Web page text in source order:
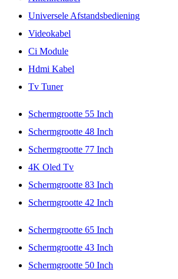
Universele Afstandsbediening
Videokabel
Ci Module
Hdmi Kabel
Tv Tuner
Schermgrootte 55 Inch
Schermgrootte 48 Inch
Schermgrootte 77 Inch
4K Oled Tv
Schermgrootte 83 Inch
Schermgrootte 42 Inch
Schermgrootte 65 Inch
Schermgrootte 43 Inch
Schermgrootte 50 Inch